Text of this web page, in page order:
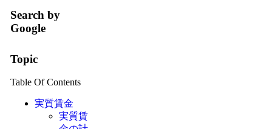
Search by
Google
Topic
Table Of Contents
実質賃金
実質賃